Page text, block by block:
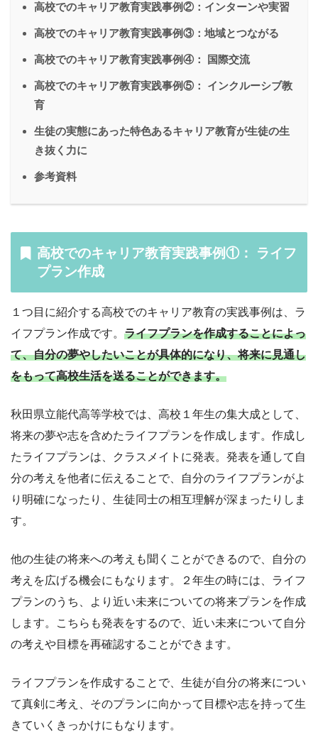
高校でのキャリア教育実践事例②：インターンや実習
高校でのキャリア教育実践事例③：地域とつながる
高校でのキャリア教育実践事例④： 国際交流
高校でのキャリア教育実践事例⑤： インクルーシブ教
育
生徒の実態にあった特色あるキャリア教育が生徒の生
き抜く力に
参考資料
高校でのキャリア教育実践事例①： ライフ
プラン作成
１つ目に紹介する高校でのキャリア教育の実践事例は、ラ
イフプラン作成です。 ライフプランを作成することによっ
て、自分の夢やしたいことが具体的になり、将来に見通し
をもって高校生活を送ることができます。
秋田県立能代高等学校では、高校１年生の集大成として、
将来の夢や志を含めたライフプランを作成します。作成し
たライフプランは、クラスメイトに発表。発表を通して自
分の考えを他者に伝えることで、自分のライフプランがよ
り明確になったり、生徒同士の相互理解が深まったりしま
す。
他の生徒の将来への考えも聞くことができるので、自分の
考えを広げる機会にもなります。２年生の時には、ライフ
プランのうち、より近い未来についての将来プランを作成
します。こちらも発表をするので、近い未来について自分
の考えや目標を再確認することができます。
ライフプランを作成することで、生徒が自分の将来につい
て真剣に考え、そのプランに向かって目標や志を持って生
きていくきっかけにもなります。